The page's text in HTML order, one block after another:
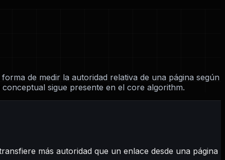
de medir la autoridad relativa de una página según
sigue presente en el core algorithm.
más autoridad que un enlace desde una página